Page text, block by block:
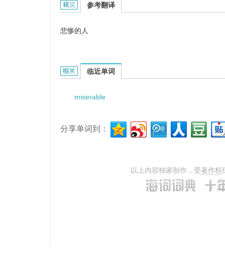
miserable people的英文翻译是什么意思，词典释
参考翻译
悲惨的人
miserable people的相关资料：
临近单词
miserable
分享单词到：
以上内容独家创作，受著作权